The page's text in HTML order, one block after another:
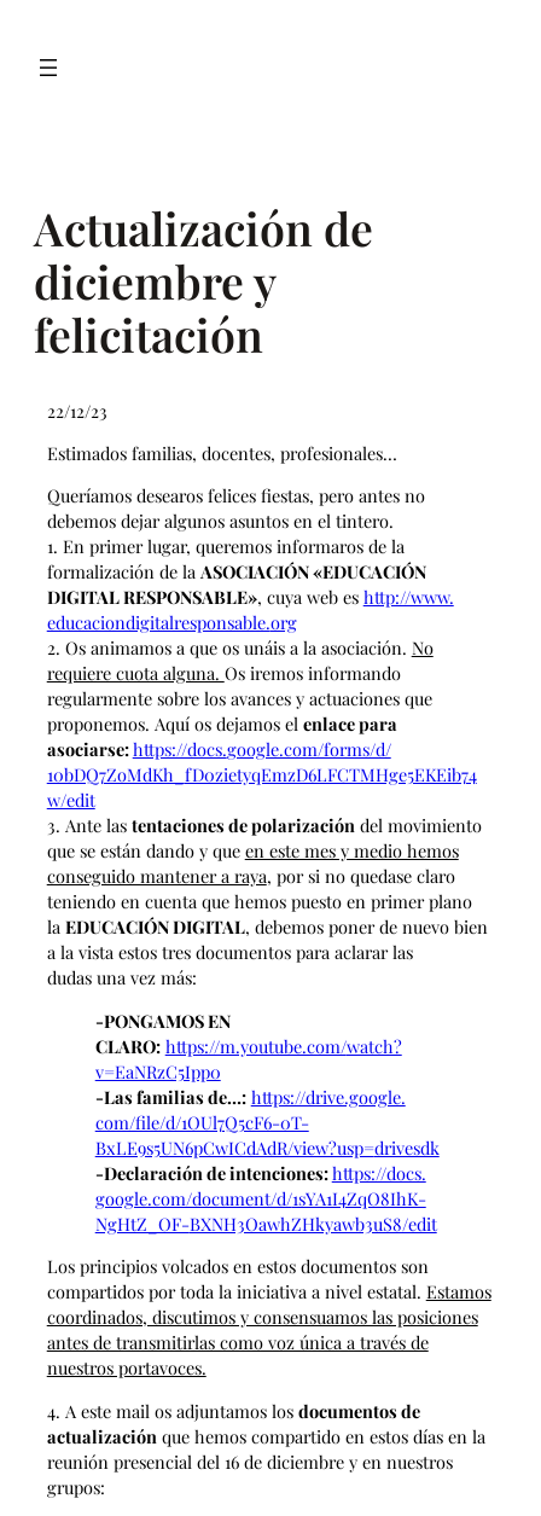
contenido
Actualización de
diciembre y
felicitación
22/12/23
Estimados familias, docentes, profesionales…
Queríamos desearos felices fiestas, pero antes no
debemos dejar algunos asuntos en el tintero.
1. En primer lugar, queremos informaros de la
formalización de la ASOCIACIÓN «EDUCACIÓN
DIGITAL RESPONSABLE», cuya web es http://www.
educaciondigitalresponsable.org
2. Os animamos a que os unáis a la asociación. No
requiere cuota alguna. Os iremos informando
regularmente sobre los avances y actuaciones que
proponemos. Aquí os dejamos el enlace para
asociarse:https://docs.google.com/forms/d/
10bDQ7ZoMdKh_ fD0zietyqEmzD6LFCTMHge5EKEib74
w/edit
3. Ante las tentaciones de polarizacióndel movimiento
que se están dando y que en este mes y medio hemos
conseguido mantener a raya, por si no quedase claro
teniendo en cuenta que hemos puesto en primer plano
la EDUCACIÓN DIGITAL, debemos poner de nuevo bien
a la vista estos tres documentos para aclarar las
dudas una vez más:
-PONGAMOS EN
CLARO: https://m.youtube.com/watch?
v=EaNRzC5Ipp0
-Las familias de…: https://drive.google.
com/file/d/1OUl7Q5cF6-0T-
BxLE9s5UN6pCwICdAdR/view?usp=drivesdk
-Declaración de intenciones:https://docs.
google.com/document/d/1sYA1I4ZqO8IhK-
NgHtZ_OF-BXNH3OawhZHkyawb3uS8/edit
Los principios volcados en estos documentos son
compartidos por toda la iniciativa a nivel estatal. Estamos
coordinados, discutimos y consensuamos las posiciones
antes de transmitirlas como voz única a través de
nuestros portavoces.
4. A este mail os adjuntamos los documentos de
actualización que hemos compartido en estos días en la
reunión presencial del 16 de diciembre y en nuestros
grupos: